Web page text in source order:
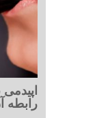
رابطه